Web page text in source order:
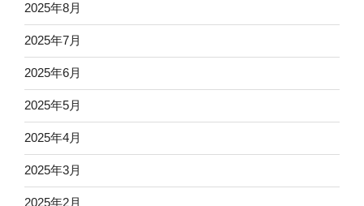
2025年8月
2025年7月
2025年6月
2025年5月
2025年4月
2025年3月
2025年2月